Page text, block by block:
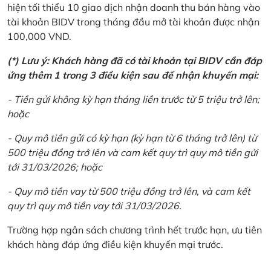
hiện tối thiểu 10 giao dịch nhận doanh thu bán hàng vào
tài khoản BIDV trong tháng đầu mở tài khoản được nhận
100,000 VND.
(*) Lưu ý: Khách hàng đã có tài khoản tại BIDV cần đáp
ứng thêm 1 trong 3 điều kiện sau để nhận khuyến mại:
- Tiền gửi không kỳ hạn tháng liền trước từ 5 triệu trở lên;
hoặc
- Quy mô tiền gửi có kỳ hạn (kỳ hạn từ 6 tháng trở lên) từ
500 triệu đồng trở lên và cam kết quy trì quy mô tiền gửi
tới 31/03/2026; hoặc
- Quy mô tiền vay từ 500 triệu đồng trở lên, và cam kết
quy trì quy mô tiền vay tới 31/03/2026.
Trường hợp ngân sách chương trình hết trước hạn, ưu tiên
khách hàng đáp ứng điều kiện khuyến mại trước.